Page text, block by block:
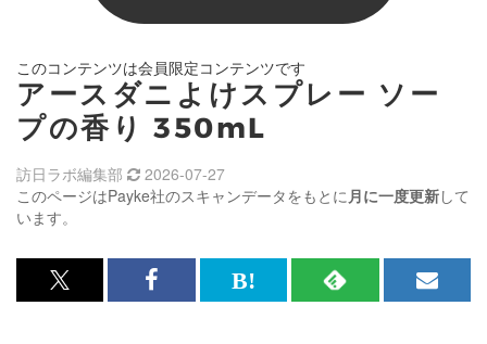
このコンテンツは会員限定コンテンツです
アースダニよけスプレー ソー
プの香り 350mL
このページはPayke社のスキャンデータをもとに月に一度更新して
います。
訪日ラボ編集部 2026-07-27
x<br>
Facebook<br>
は
RSS
メ